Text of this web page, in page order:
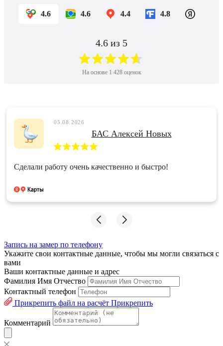
4.6 4.6 4.4 4.8
4.6 из 5
На основе 1 428оценок
05.08.2026
БАС Алексей Новых
Сделали работу очень качественно и быстро!
Запись на замер по телефону
Укажите свои контактные данные, чтобы мы могли связаться с
вами
Ваши контактные данные и адрес
Фамилия Имя Отчество
Контактный телефон
Прикрепить файл на расчёт Прикрепить
Комментарий